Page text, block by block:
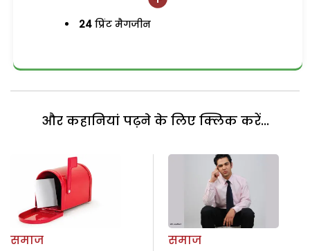
24 प्रिंट मैगजीन
और कहानियां पढ़ने के लिए क्लिक करें...
समाज
समाज